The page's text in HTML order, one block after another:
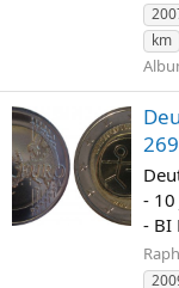
km
- 10
- BI